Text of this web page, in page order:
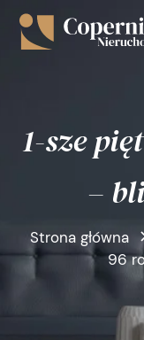
1-sze
–
Strona główna
96